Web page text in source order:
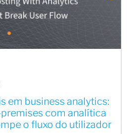
em business analytics:
com analítica
o fluxo do utilizador